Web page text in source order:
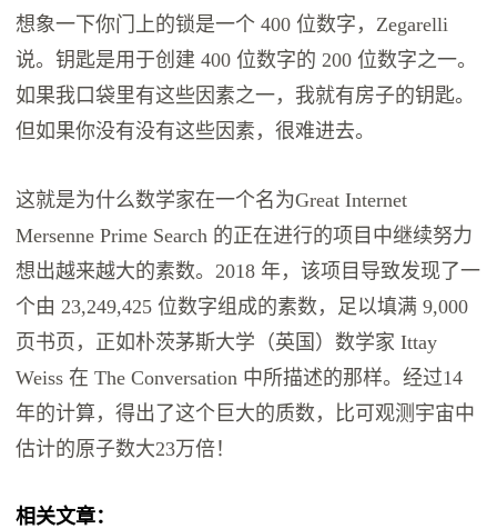
想象一下你门上的锁是一个 400 位数字，Zegarelli
说。钥匙是用于创建 400 位数字的 200 位数字之一。
如果我口袋里有这些因素之一，我就有房子的钥匙。
但如果你没有没有这些因素，很难进去。
这就是为什么数学家在一个名为Great Internet
Mersenne Prime Search 的正在进行的项目中继续努力
想出越来越大的素数。2018 年，该项目导致发现了一
个由 23,249,425 位数字组成的素数，足以填满 9,000
页书页，正如朴茨茅斯大学（英国）数学家 Ittay
Weiss 在 The Conversation 中所描述的那样。经过14
年的计算，得出了这个巨大的质数，比可观测宇宙中
估计的原子数大23万倍！
相关文章：